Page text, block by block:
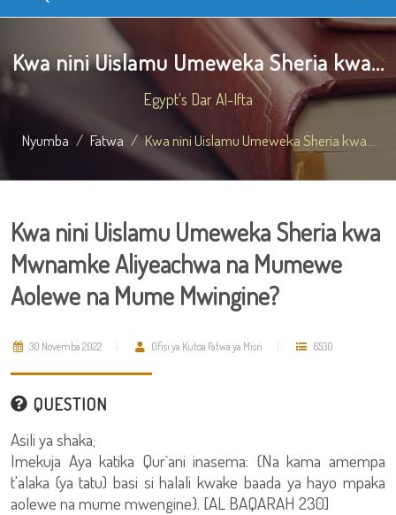
Kwa nini Uislamu Umeweka Sheria kwa...
Egypt's Dar Al-Ifta
Nyumba Fatwa Kwa nini Uislamu Umeweka Sheria kwa...
Kwa nini Uislamu Umeweka Sheria kwa
Mwnamke Aliyeachwa na Mumewe
Aolewe na Mume Mwingine?
30 Novemba 2022 Ofisi ya Kutoa Fatwa ya Misri 6530
QUESTION
Asili ya shaka;
Imekuja Aya katika Qur`ani inasema: {Na kama amempa
t'alaka (ya tatu) basi si halali kwake baada ya hayo mpaka
aolewe na mume mwengine}. [AL BAQARAH 230]